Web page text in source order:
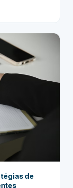
jurídico de
a
de